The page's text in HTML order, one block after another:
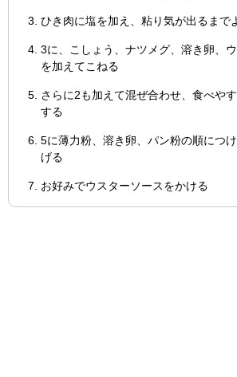
ひき肉に塩を加え、粘り気が出るまで
3に、こしょう、ナツメグ、溶き卵、
を加えてこねる
さらに2も加えて混ぜ合わせ、食べや
する
5に薄力粉、溶き卵、パン粉の順につ
げる
お好みでウスターソースをかける